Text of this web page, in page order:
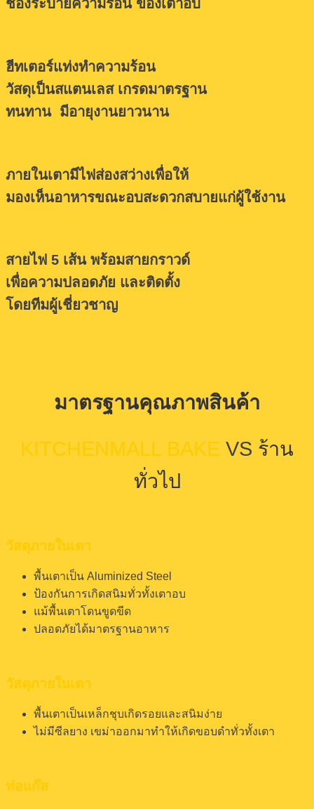
ช่องระบายความร้อน ของเตาอบ
ฮีทเตอร์แท่งทำความร้อน
วัสดุเป็นสแตนเลส เกรดมาตรฐาน
ทนทาน มีอายุงานยาวนาน
ภายในเตามีไฟส่องสว่างเพื่อให้
มองเห็นอาหารขณะอบสะดวกสบายแก่ผู้ใช้งาน
สายไฟ 5 เส้น พร้อมสายกราวด์
เพื่อความปลอดภัย และติดตั้ง
โดยทีมผู้เชี่ยวชาญ
มาตรฐานคุณภาพสินค้า
KITCHENMALL BAKE VS ร้าน
ทั่วไป
วัสดุภายในเตา
พื้นเตาเป็น Aluminized Steel
ป้องกันการเกิดสนิมทั่วทั้งเตาอบ
แม้พื้นเตาโดนขูดขีด
ปลอดภัยได้มาตรฐานอาหาร
วัสดุภายในเตา
พื้นเตาเป็นเหล็กชุบเกิดรอยและสนิมง่าย
ไม่มีซีลยาง เขม่าออกมาทำให้เกิดขอบดำทั่วทั้งเตา
ท่อแก๊ส